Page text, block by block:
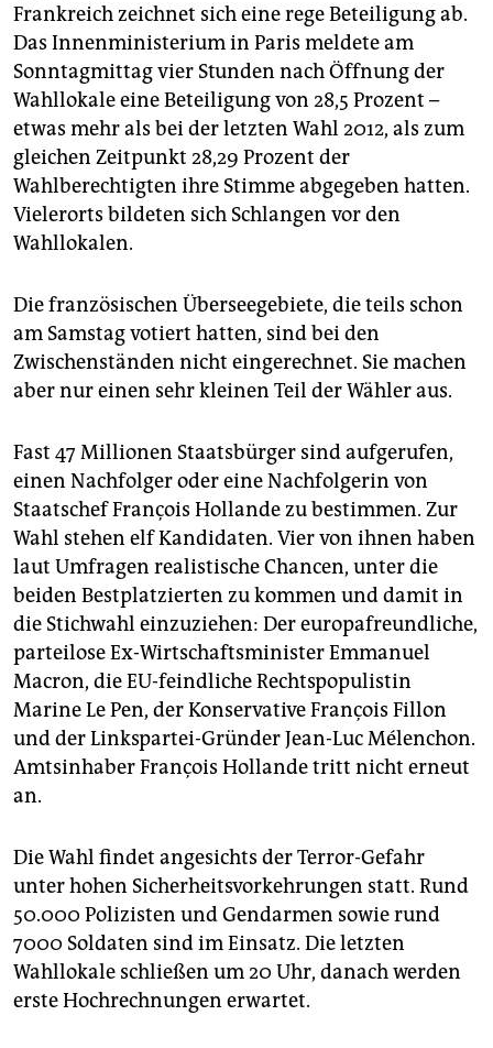
unterstützen
abo
genossenschaft
epaper login
Frankreich zeichnet sich eine rege Beteiligung ab.
Das Innenministerium in Paris meldete am
Sonntagmittag vier Stunden nach Öffnung der
Wahllokale eine Beteiligung von 28,5 Prozent –
etwas mehr als bei der letzten Wahl 2012, als zum
gleichen Zeitpunkt 28,29 Prozent der
Wahlberechtigten ihre Stimme abgegeben hatten.
Vielerorts bildeten sich Schlangen vor den
Wahllokalen.
Die französischen Überseegebiete, die teils schon
am Samstag votiert hatten, sind bei den
Zwischenständen nicht eingerechnet. Sie machen
aber nur einen sehr kleinen Teil der Wähler aus.
Fast 47 Millionen Staatsbürger sind aufgerufen,
einen Nachfolger oder eine Nachfolgerin von
Staatschef François Hollande zu bestimmen. Zur
Wahl stehen elf Kandidaten. Vier von ihnen haben
laut Umfragen realistische Chancen, unter die
beiden Bestplatzierten zu kommen und damit in
die Stichwahl einzuziehen: Der europafreundliche,
parteilose Ex-Wirtschaftsminister Emmanuel
Macron, die EU-feindliche Rechtspopulistin
Marine Le Pen, der Konservative François Fillon
und der Linkspartei-Gründer Jean-Luc Mélenchon.
Amtsinhaber François Hollande tritt nicht erneut
an.
Die Wahl findet angesichts der Terror-Gefahr
unter hohen Sicherheitsvorkehrungen statt. Rund
50.000 Polizisten und Gendarmen sowie rund
7000 Soldaten sind im Einsatz. Die letzten
Wahllokale schließen um 20 Uhr, danach werden
erste Hochrechnungen erwartet.